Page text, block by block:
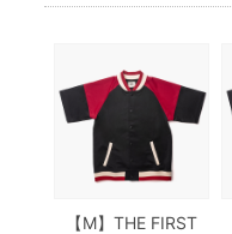
【M】THE FIRST